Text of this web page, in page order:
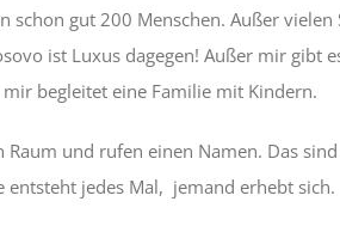
schon gut 200 Menschen. Außer
ist Luxus dagegen! Außer mir gibt
begleitet eine Familie mit Kindern.
und rufen einen Namen. Das
entsteht jedes Mal, jemand erhebt sich.